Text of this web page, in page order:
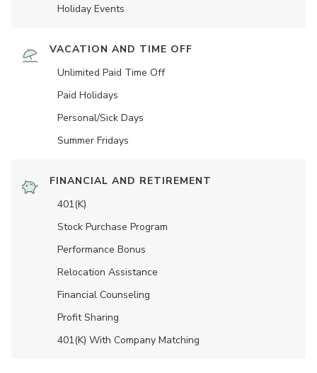
Holiday Events
VACATION AND TIME OFF
Unlimited Paid Time Off
Paid Holidays
Personal/Sick Days
Summer Fridays
FINANCIAL AND RETIREMENT
401(K)
Stock Purchase Program
Performance Bonus
Relocation Assistance
Financial Counseling
Profit Sharing
401(K) With Company Matching